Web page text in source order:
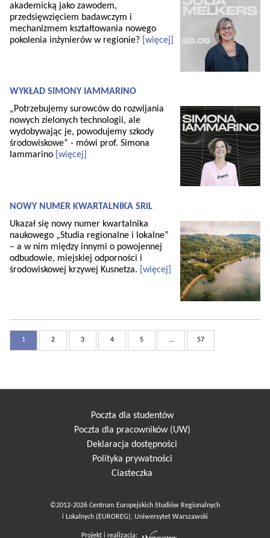
akademicką jako zawodem,
przedsięwzięciem badawczym i
mechanizmem kształtowania nowego
pokolenia inżynierów w regionie? [więcej]
WYKŁAD SIMONY IAMMARINO
„Potrzebujemy surowców do rozwijania
nowych zielonych technologii, ale
wydobywając je, powodujemy szkody
środowiskowe” - mówi prof. Simona
Iammarino [więcej]
NOWY NUMER KWARTALNIKA SRiL
Ukazał się nowy numer kwartalnika
naukowego „Studia regionalne i lokalne”
– a w nim między innymi o powojennej
odbudowie, miejskiej odporności i
środowiskowej krzywej Kusnetza.
[więcej]
1 2 3 4 5 ... 57
Poczta dla studentów
Poczta dla pracowników (UW)
Deklaracja dostępności
Polityka prywatności
Ciasteczka
©2012-2026 Centrum Europejskich Studiów Regionalnych
i Lokalnych (EUROREG), Uniwersytet Warszawski
Projekt i realizacja: